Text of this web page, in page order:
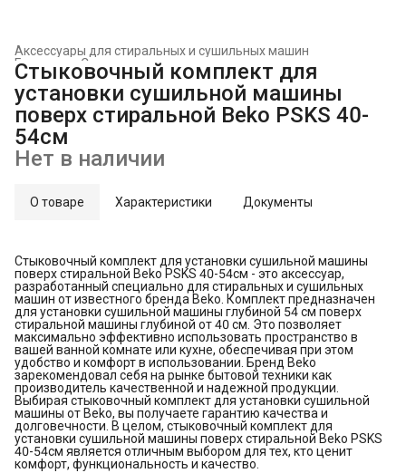
Аксессуары для стиральных и сушильных машин
Стиральные и сушильные машины ›
Главная
Стыковочный комплект для
установки сушильной машины
поверх стиральной Beko PSKS 40-
54см
Нет в наличии
О товаре Характеристики Документы
Стыковочный комплект для установки сушильной машины
поверх стиральной Beko PSKS 40-54см - это аксессуар,
разработанный специально для стиральных и сушильных
машин от известного бренда Beko. Комплект предназначен
для установки сушильной машины глубиной 54 см поверх
стиральной машины глубиной от 40 см. Это позволяет
максимально эффективно использовать пространство в
вашей ванной комнате или кухне, обеспечивая при этом
удобство и комфорт в использовании. Бренд Beko
зарекомендовал себя на рынке бытовой техники как
производитель качественной и надежной продукции.
Выбирая стыковочный комплект для установки сушильной
машины от Beko, вы получаете гарантию качества и
долговечности. В целом, стыковочный комплект для
установки сушильной машины поверх стиральной Beko PSKS
40-54см является отличным выбором для тех, кто ценит
комфорт, функциональность и качество.